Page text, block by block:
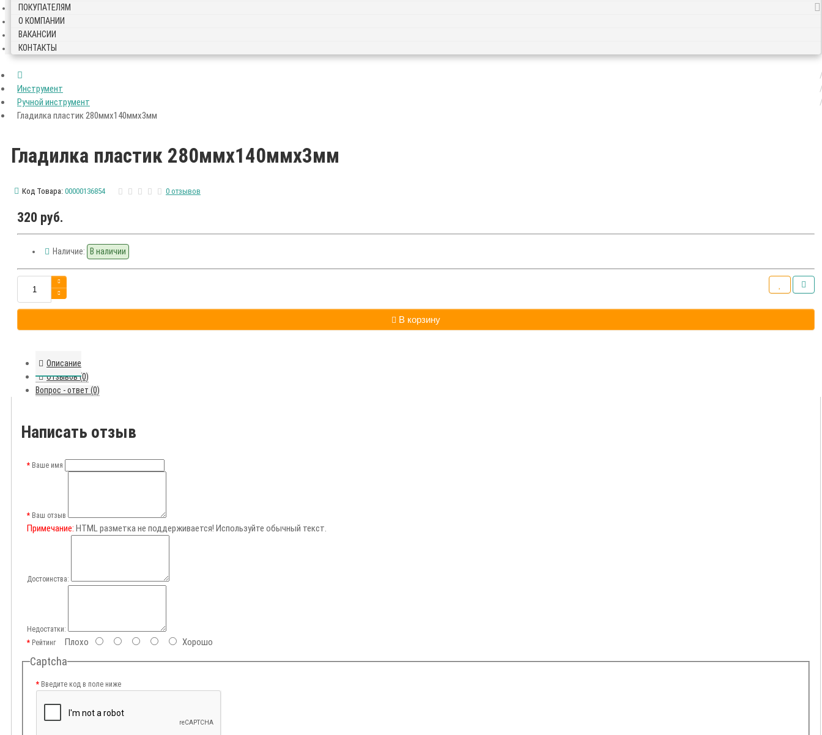
ПОКУПАТЕЛЯМ
О КОМПАНИИ
ВАКАНСИИ
КОНТАКТЫ
Инструмент
Ручной инструмент
Гладилка пластик 280ммх140ммх3мм
Гладилка пластик 280ммх140ммх3мм
Код Товара: 00000136854 0 отзывов
320 руб.
Наличие: В наличии
В корзину
Описание
Отзывов (0)
Вопрос - ответ (0)
Написать отзыв
Ваше имя
Ваш отзыв
Примечание: HTML разметка не поддерживается! Используйте обычный текст.
Достоинства:
Недостатки:
РейтингПлохо Хорошо
Captcha
Введите код в поле ниже